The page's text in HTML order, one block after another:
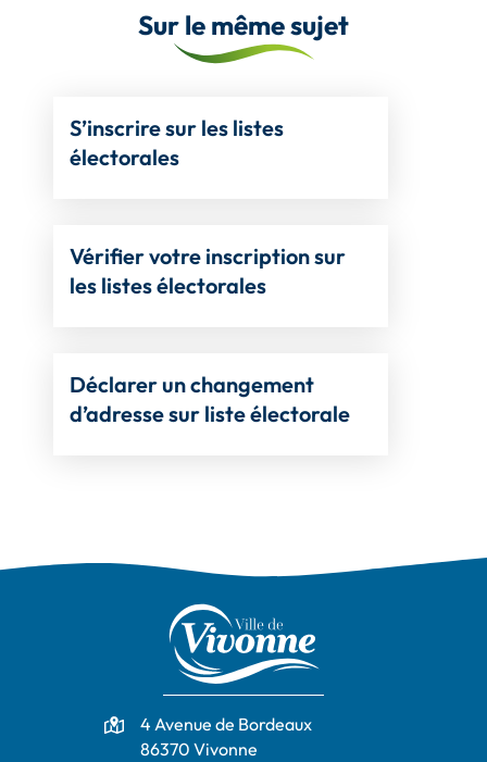
Sur le même sujet
S’inscrire sur les listes
électorales
Vérifier votre inscription sur
les listes électorales
Déclarer un changement
d’adresse sur liste électorale
Adresse
4 Avenue de Bordeaux
86370 Vivonne